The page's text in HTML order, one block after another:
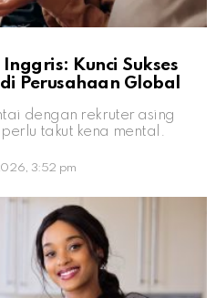
Kunci Sukses
Perusahaan Global
dengan rekruter asing
takut kena mental.
3:52 pm